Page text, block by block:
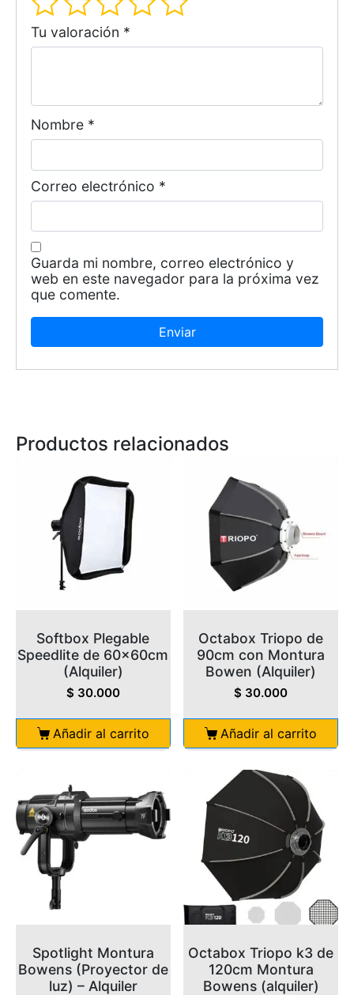
Tu valoración *
Nombre *
Correo electrónico *
Guarda mi nombre, correo electrónico y
web en este navegador para la próxima vez
que comente.
Productos relacionados
Softbox Plegable
Speedlite de 60x60cm
(Alquiler)
$ 30.000
Añadir al carrito
Octabox Triopo de
90cm con Montura
Bowen (Alquiler)
$ 30.000
Añadir al carrito
Spotlight Montura
Bowens (Proyector de
luz) – Alquiler
Octabox Triopo k3 de
120cm Montura
Bowens (alquiler)